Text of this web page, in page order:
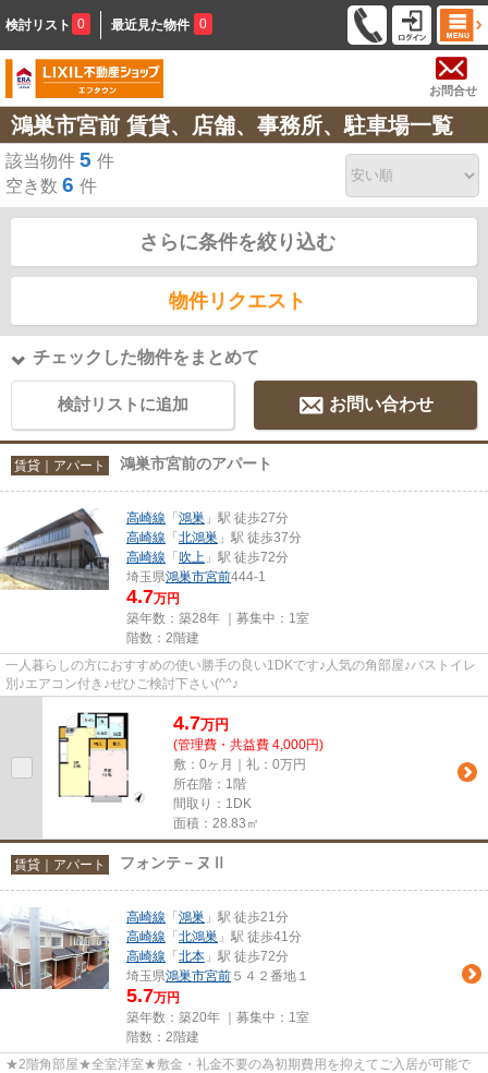
検討リスト 0 最近見た物件 0
お問合せ
鴻巣市宮前 賃貸、店舗、事務所、駐車場一覧
該当物件 5 件
空き数 6 件
さらに条件を絞り込む
物件リクエスト
チェックした物件をまとめて
検討リストに追加 お問い合わせ
賃貸｜アパート 鴻巣市宮前のアパート
高崎線 「 鴻巣 」駅 徒歩27分
高崎線 「 北鴻巣 」駅 徒歩37分
高崎線 「 吹上 」駅 徒歩72分
埼玉県鴻巣市宮前444-1
4.7万円
築年数：築28年 ｜募集中： 1室
階数：2階建
一人暮らしの方におすすめの使い勝手の良い1DKです♪人気の角部屋♪バストイレ
別♪エアコン付き♪ぜひご検討下さい(^^♪
4.7万円
(管理費・共益費 4,000円)
敷：0ヶ月｜礼：0万円
所在階：1階
間取り：1DK
面積：28.83㎡
賃貸｜アパート フォンテ－ヌⅡ
高崎線 「 鴻巣 」駅 徒歩21分
高崎線 「 北鴻巣 」駅 徒歩41分
高崎線 「 北本 」駅 徒歩72分
埼玉県鴻巣市宮前 ５４２番地１
5.7万円
築年数：築20年 ｜募集中： 1室
階数：2階建
★2階角部屋★全室洋室★敷金・礼金不要の為初期費用を抑えてご入居が可能で